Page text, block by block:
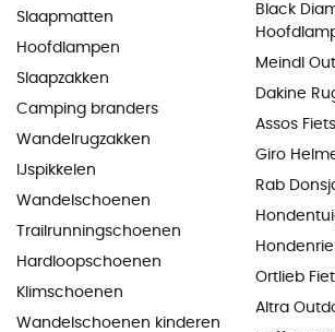
Slaapmatten
Hoofdlampen
Slaapzakken
Camping branders
Wandelrugzakken
IJspikkelen
Wandelschoenen
Trailrunningschoenen
Hardloopschoenen
Klimschoenen
Wandelschoenen kinderen
Black
Meindl
Dakine
Assos
Giro
Rab
Ortlieb
Altra